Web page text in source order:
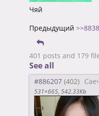
Чяй
Предыдущий
401 posts and 179
See all
#886207
531×665 542.33Kb